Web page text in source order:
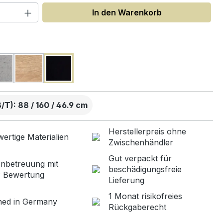
Anzahl: Gib den gewünschten Wert
In den Warenkorb
T): 88 / 160 / 46.9 cm
Materialien
Herstellerpreis ohne
Zwischenhändler
mit
Bewertung
Gut verpackt für
beschädigungsfreie
Lieferung
in Germany
1 Monat risikofreies
Rückgaberecht